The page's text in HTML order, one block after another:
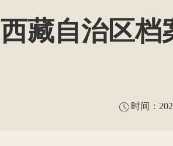
西藏自治区档
时间：